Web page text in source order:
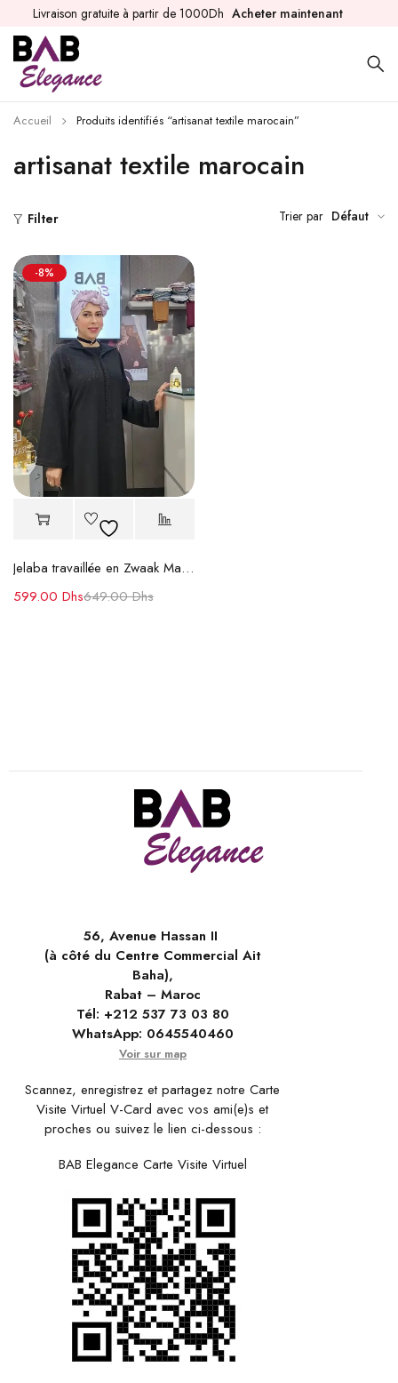
Livraison gratuite à partir de 1000Dh Acheter maintenant
artisanat textile marocain
Accueil Produits identifiés “artisanat textile marocain”
Filter Trier par Défaut
-8%
Jelaba travaillée en Zwaak Maâlem ton sur ton
649.00Dhs
599.00 Dhs
56, Avenue Hassan II
(à côté du Centre Commercial Ait
Baha),
Rabat – Maroc
Tél: +212 537 73 03 80
WhatsApp: 0645540460
Voir sur map
Scannez, enregistrez et partagez notre Carte
Visite Virtuel V-Card avec vos ami(e)s et
proches ou suivez le lien ci-dessous :
BAB Elegance Carte Visite Virtuel